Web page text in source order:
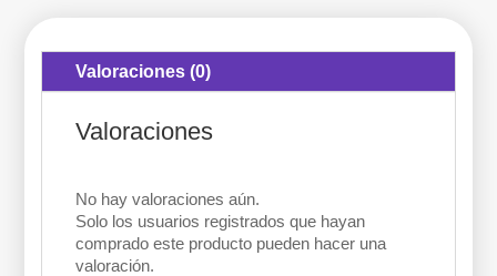
Valoraciones (0)
Valoraciones
No hay valoraciones aún.
Solo los usuarios registrados que hayan
comprado este producto pueden hacer una
valoración.